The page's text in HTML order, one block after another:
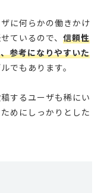
に何らかの働きかけ
ているので、 信頼性
参考になりやすいた
でもあります。
するユーザも稀にい
めにしっかりとした